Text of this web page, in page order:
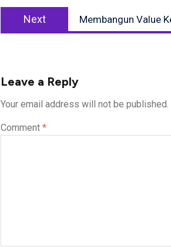
Next
post:
Membangun Value
Leave a Reply
Your email address will not be published.
Comment *